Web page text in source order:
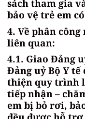
sách tham gia
bảo vệ trẻ em
4. Về phân
liên quan:
4.1. Giao Đảng
Đảng uỷ Bộ Y
thiện quy trình
tiếp nhận –
em bị bỏ rơi,